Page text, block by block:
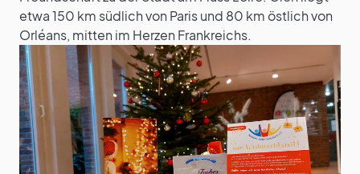
etwa 150 km südlich von Paris und 80 km östlich von
Orléans, mitten im Herzen Frankreichs.